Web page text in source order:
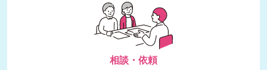
相談・依頼